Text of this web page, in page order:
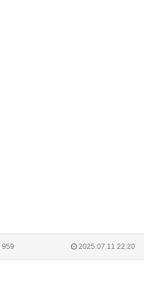
959 2025.07.11 22:20